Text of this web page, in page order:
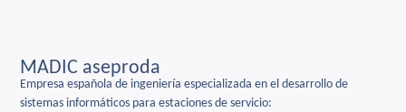
MADIC aseproda
Empresa española de ingeniería especializada en el desarrollo de
sistemas informáticos para estaciones de servicio: